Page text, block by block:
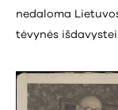
nedaloma
tėvynės išdavystei.